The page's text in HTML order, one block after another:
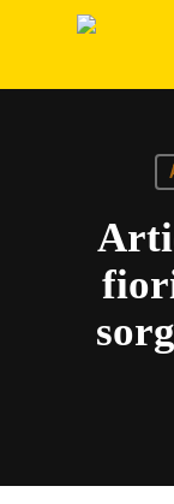
main